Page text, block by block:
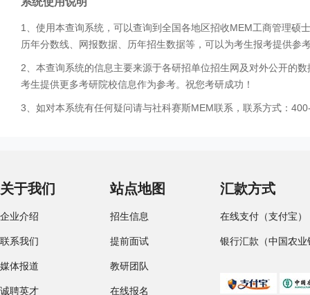
1、使用本查询系统，可以查询到全国各地区招收MEM工商管理硕
历年分数线、网报数据、历年招生数据等，可以为考生报考提供参
2、本查询系统的信息主要来源于各研招单位招生网及对外公开的
考生提供更多考研院校信息作为参考。祝您考研成功！
3、如对本系统有任何疑问请与社科赛斯MEM联系，联系方式：
关于我们
企业介绍
联系我们
媒体报道
诚聘英才
站点地图
招生信息
提前面试
教研团队
在线报名
汇款方式
在线支付（支付宝）
银行汇款（中国农业